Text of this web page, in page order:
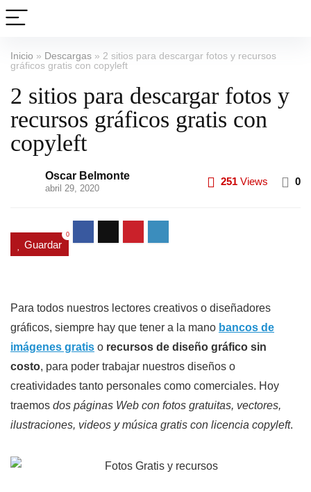
Inicio » Descargas » 2 sitios para descargar fotos y recursos
gráficos gratis con copyleft
2 sitios para descargar fotos y
recursos gráficos gratis con
copyleft
Oscar Belmonte
abril 29, 2020
251 Views 0
Guardar
0
Para todos nuestros lectores creativos o diseñadores
gráficos, siempre hay que tener a la mano bancos de
imágenes gratis o recursos de diseño gráfico sin
costo, para poder trabajar nuestros diseños o
creatividades tanto personales como comerciales. Hoy
traemos dos páginas Web con fotos gratuitas, vectores,
ilustraciones, videos y música gratis con licencia copyleft.